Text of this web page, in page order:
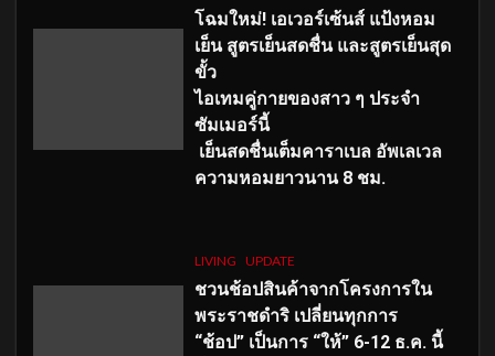
โฉมใหม่! เอเวอร์เซ้นส์ แป้งหอม
เย็น สูตรเย็นสดชื่น และสูตรเย็นสุด
ขั้ว
ไอเทมคู่กายของสาว ๆ ประจำ
ซัมเมอร์นี้
เย็นสดชื่นเต็มคาราเบล อัพเลเวล
ความหอมยาวนาน 8 ชม.
LIVING UPDATE
ชวนช้อปสินค้าจากโครงการใน
พระราชดำริ เปลี่ยนทุกการ
“ช้อป” เป็นการ “ให้” 6-12 ธ.ค. นี้